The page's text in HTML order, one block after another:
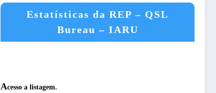
Estatísticas da REP – QSL
Bureau – IARU
Acesso a listagem.